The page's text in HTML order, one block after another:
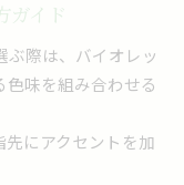
ガイド
際は、バイオレッ
色味を組み合わせる
にアクセントを加